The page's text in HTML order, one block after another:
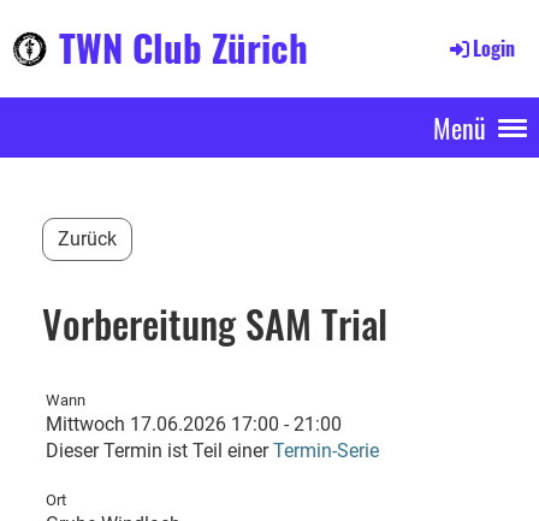
TWN Club Zürich Login
Menü
Zurück
Vorbereitung SAM Trial
Wann
Mittwoch 17.06.2026 17:00 - 21:00
Dieser Termin ist Teil einerTermin-Serie
Ort